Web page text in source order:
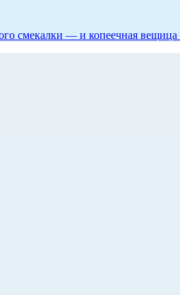
смекалки — и копеечная